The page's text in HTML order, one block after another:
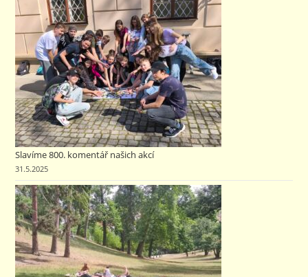
Slavíme 800. komentář našich akcí
31.5.2025